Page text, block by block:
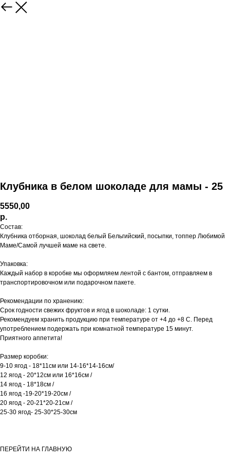
Клубника в белом шоколаде для мамы - 25
5550,00
р.
Состав:
Клубника отборная, шоколад белый Бельгийский, посыпки, топпер Любимой
Маме/Самой лучшей маме на свете.
Упаковка:
Каждый набор в коробке мы оформляем лентой с бантом, отправляем в
транспортировочном или подарочном пакете.
Рекомендации по хранению:
Срок годности свежих фруктов и ягод в шоколаде: 1 сутки.
Рекомендуем хранить продукцию при температуре от +4 до +8 С. Перед
употреблением подержать при комнатной температуре 15 минут.
​Приятного аппетита!
Размер коробки:
9-10 ягод - 18*11см или 14-16*14-16см/
12 ягод - 20*12см или 16*16см /
14 ягод - 18*18см /
16 ягод -19-20*19-20см /
20 ягод - 20-21*20-21см /
25-30 ягод- 25-30*25-30см
ПЕРЕЙТИ НА ГЛАВНУЮ